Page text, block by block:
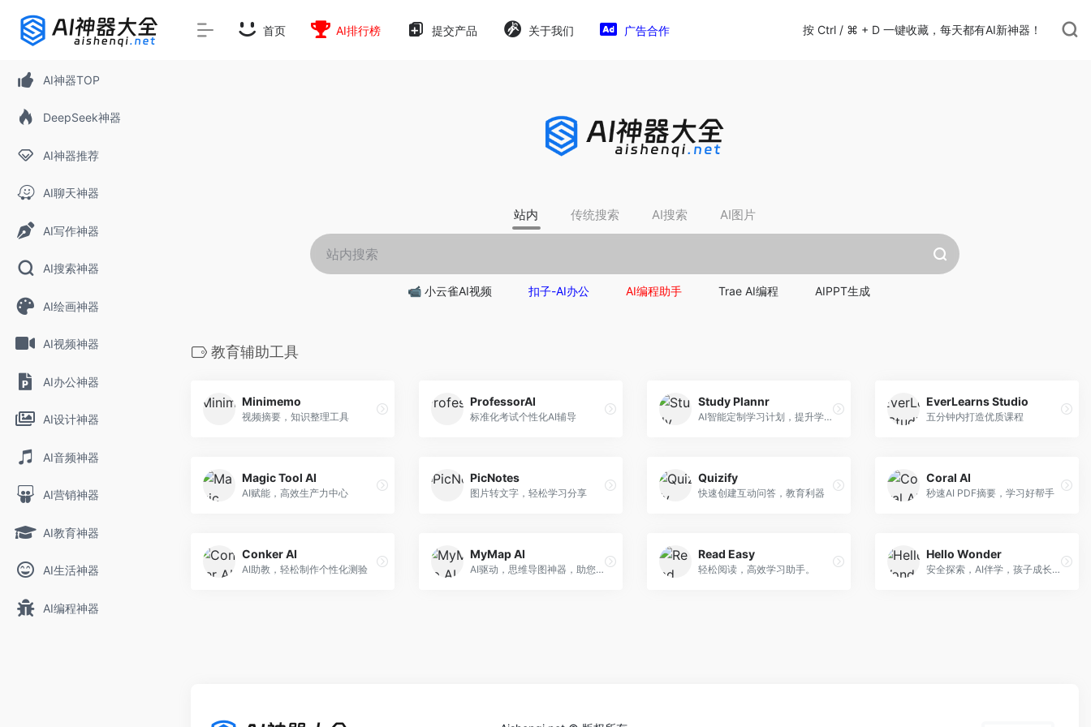
AI神器TOP
DeepSeek神器
AI神器推荐
AI聊天神器
AI写作神器
AI搜索神器
AI绘画神器
AI视频神器
AI办公神器
AI设计神器
AI音频神器
AI营销神器
AI教育神器
AI生活神器
AI编程神器
首页 AI排行榜 提交产品 关于我们 广告合作 按 Ctrl / ⌘ + D 一键收藏，每天都有AI新神器！
站内 传统搜索 AI搜索 AI图片
📹 小云雀AI视频 扣子-AI办公 AI编程助手 Trae AI编程 AIPPT生成
教育辅助工具
Minimemo
视频摘要，知识整理工具
ProfessorAI
标准化考试个性化AI辅导
Study Plannr
AI智能定制学习计划，提升学习效率
EverLearns Studio
五分钟内打造优质课程
Magic Tool AI
AI赋能，高效生产力中心
PicNotes
图片转文字，轻松学习分享
Quizify
快速创建互动问答，教育利器
Coral AI
秒速AI PDF摘要，学习好帮手
Conker AI
AI助教，轻松制作个性化测验
MyMap AI
AI驱动，思维导图神器，助您轻松整理创意。
Read Easy
轻松阅读，高效学习助手。
Hello Wonder
安全探索，AI伴学，孩子成长好帮手。